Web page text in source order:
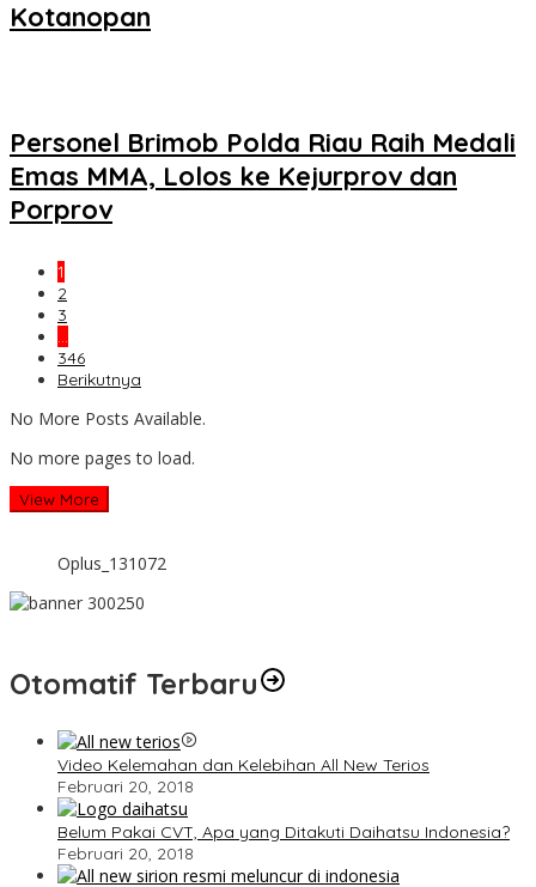
Kotanopan
Personel Brimob Polda Riau Raih Medali
Emas MMA, Lolos ke Kejurprov dan
Porprov
1
2
3
…
346
Berikutnya
No More Posts Available.
No more pages to load.
View More
Oplus_131072
Otomatif Terbaru
Video Kelemahan dan Kelebihan All New Terios
Februari 20, 2018
Belum Pakai CVT, Apa yang Ditakuti Daihatsu Indonesia?
Februari 20, 2018